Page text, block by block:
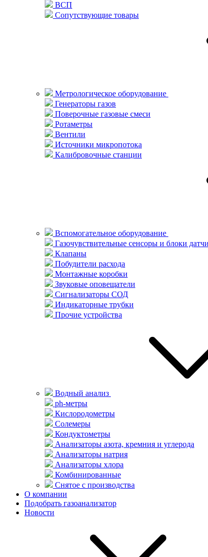
ВСП
Сопутствующие товары
Метрологическое оборудование
Генераторы газов
Поверочные газовые смеси
Ротаметры
Вентили
Источники микропотока
Калибровочные станции
Вспомогательное оборудование
Газочувствительные сенсоры и блоки
Клапаны
Побудители расхода
Монтажные коробки
Звуковые оповещатели
Сигнализаторы СОД
Индикаторные трубки
Прочие устройства
Водный анализ
ph-метры
Кислородометры
Солемеры
Кондуктометры
Анализаторы азота, кремния и углерода
Анализаторы натрия
Анализаторы хлора
Комбинированные
Снятое с производства
О компании
Подобрать газоанализатор
Новости